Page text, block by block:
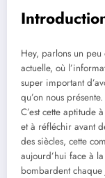
Hey, parlons un peu
actuelle, où
super important
qu’on nous
C’est cette aptitude
et à réfléchir avant
des siècles, cette
aujourd’hui face à
bombardent chaque